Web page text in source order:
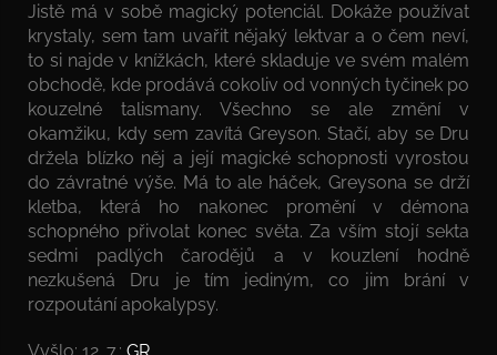
Jistě má v sobě magický potenciál. Dokáže používat
krystaly, sem tam uvařit nějaký lektvar a o čem neví,
to si najde v knížkách, které skladuje ve svém malém
obchodě, kde prodává cokoliv od vonných tyčinek po
kouzelné talismany. Všechno se ale změní v
okamžiku, kdy sem zavítá Greyson. Stačí, aby se Dru
držela blízko něj a její magické schopnosti vyrostou
do závratné výše. Má to ale háček, Greysona se drží
kletba, která ho nakonec promění v démona
schopného přivolat konec světa. Za vším stojí sekta
sedmi padlých čarodějů a v kouzlení hodně
nezkušená Dru je tím jediným, co jim brání v
rozpoutání apokalypsy.